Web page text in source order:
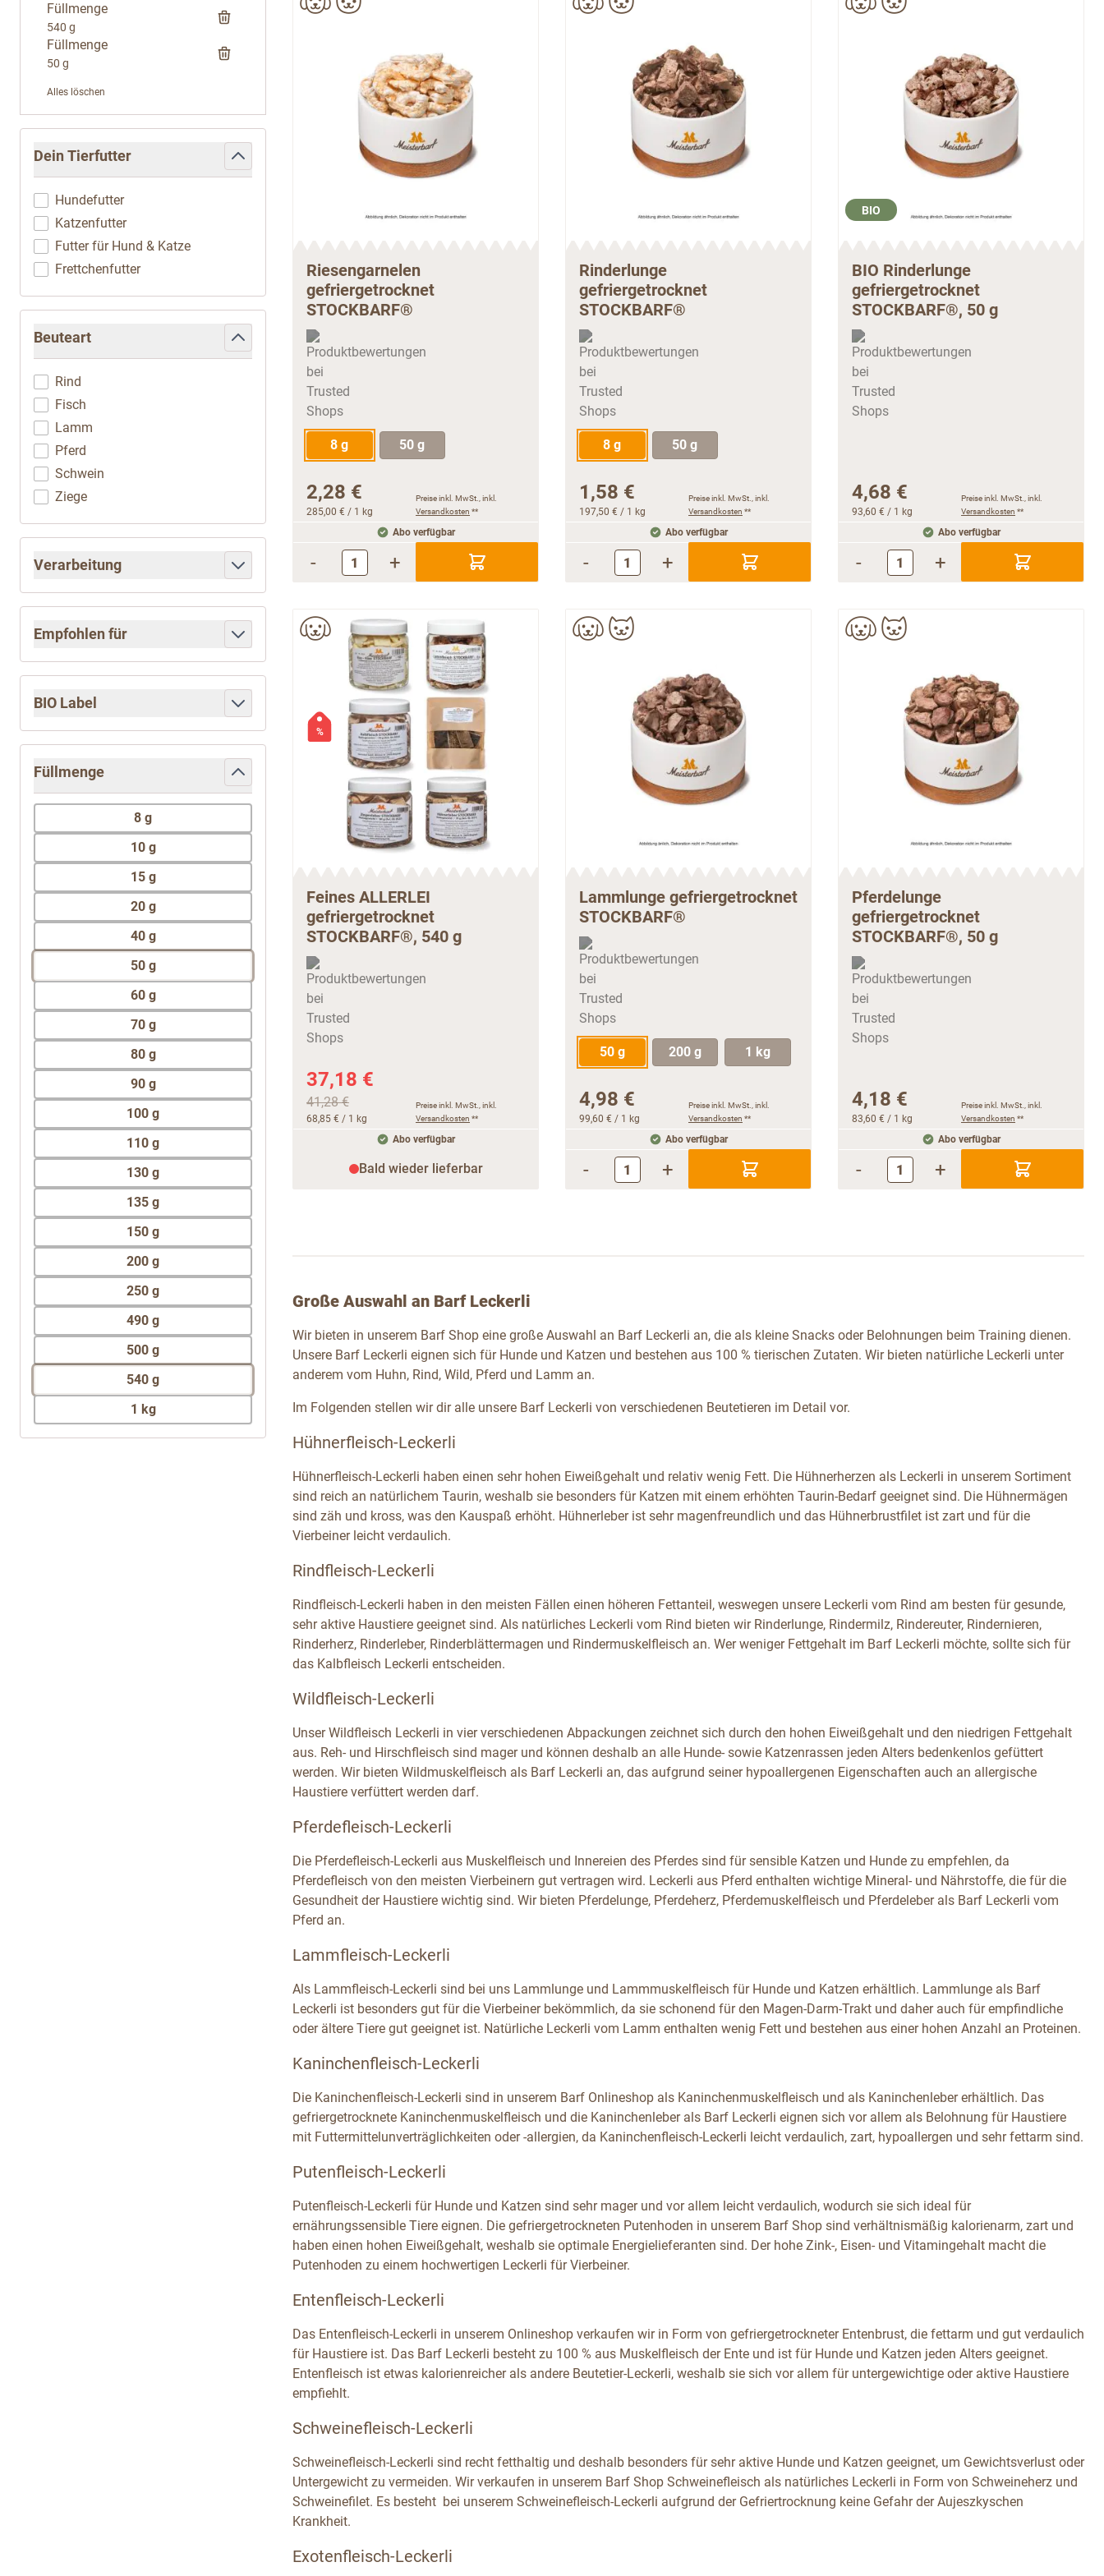
Füllmenge
540 g
Füllmenge
50 g
Alles löschen
Dein Tierfutter
filter
Hundefutter
Katzenfutter
Futter für Hund & Katze
Frettchenfutter
Beuteart
filter
Rind
Fisch
Lamm
Pferd
Schwein
Ziege
Verarbeitung
Empfohlen für
BIO Label
Füllmenge
filter
8 g
10 g
15 g
20 g
40 g
50 g
60 g
70 g
80 g
90 g
100 g
110 g
130 g
135 g
150 g
200 g
250 g
490 g
500 g
540 g
1 kg
Riesengarnelen
gefriergetrocknet
STOCKBARF®
8 g 50 g
2,28 €
285,00 € / 1 kg
Preise inkl. MwSt., inkl.
Versandkosten **
Abo verfügbar
- +
Rinderlunge
gefriergetrocknet
STOCKBARF®
8 g 50 g
1,58 €
197,50 € / 1 kg
Preise inkl. MwSt., inkl.
Versandkosten **
Abo verfügbar
- +
BIO
BIO Rinderlunge
gefriergetrocknet
STOCKBARF®, 50 g
4,68 €
93,60 € / 1 kg
Preise inkl. MwSt., inkl.
Versandkosten **
Abo verfügbar
- +
%
Feines ALLERLEI
gefriergetrocknet
STOCKBARF®, 540 g
37,18 €
41,28 €
68,85 € / 1 kg
Preise inkl. MwSt., inkl.
Versandkosten **
Abo verfügbar
Bald wieder lieferbar
Lammlunge gefriergetrocknet
STOCKBARF®
50 g 200 g 1 kg
4,98 €
99,60 € / 1 kg
Preise inkl. MwSt., inkl.
Versandkosten **
Abo verfügbar
- +
Pferdelunge
gefriergetrocknet
STOCKBARF®, 50 g
4,18 €
83,60 € / 1 kg
Preise inkl. MwSt., inkl.
Versandkosten **
Abo verfügbar
- +
Große Auswahl an Barf Leckerli
Wir bieten in unserem Barf Shop eine große Auswahl an Barf Leckerli an, die als kleine Snacks oder Belohnungen beim Training dienen.
Unsere Barf Leckerli eignen sich für Hunde und Katzen und bestehen aus 100 % tierischen Zutaten. Wir bieten natürliche Leckerli unter
anderem vom Huhn, Rind, Wild, Pferd und Lamm an.
Im Folgenden stellen wir dir alle unsere Barf Leckerli von verschiedenen Beutetieren im Detail vor.
Hühnerfleisch-Leckerli
Hühnerfleisch-Leckerli haben einen sehr hohen Eiweißgehalt und relativ wenig Fett. Die Hühnerherzen als Leckerli in unserem Sortiment
sind reich an natürlichem Taurin, weshalb sie besonders für Katzen mit einem erhöhten Taurin-Bedarf geeignet sind. Die Hühnermägen
sind zäh und kross, was den Kauspaß erhöht. Hühnerleber ist sehr magenfreundlich und das Hühnerbrustfilet ist zart und für die
Vierbeiner leicht verdaulich.
Rindfleisch-Leckerli
Rindfleisch-Leckerli haben in den meisten Fällen einen höheren Fettanteil, weswegen unsere Leckerli vom Rind am besten für gesunde,
sehr aktive Haustiere geeignet sind. Als natürliches Leckerli vom Rind bieten wir Rinderlunge, Rindermilz, Rindereuter, Rindernieren,
Rinderherz, Rinderleber, Rinderblättermagen und Rindermuskelfleisch an. Wer weniger Fettgehalt im Barf Leckerli möchte, sollte sich für
das Kalbfleisch Leckerli entscheiden.
Wildfleisch-Leckerli
Unser Wildfleisch Leckerli in vier verschiedenen Abpackungen zeichnet sich durch den hohen Eiweißgehalt und den niedrigen Fettgehalt
aus. Reh- und Hirschfleisch sind mager und können deshalb an alle Hunde- sowie Katzenrassen jeden Alters bedenkenlos gefüttert
werden. Wir bieten Wildmuskelfleisch als Barf Leckerli an, das aufgrund seiner hypoallergenen Eigenschaften auch an allergische
Haustiere verfüttert werden darf.
Pferdefleisch-Leckerli
Die Pferdefleisch-Leckerli aus Muskelfleisch und Innereien des Pferdes sind für sensible Katzen und Hunde zu empfehlen, da
Pferdefleisch von den meisten Vierbeinern gut vertragen wird. Leckerli aus Pferd enthalten wichtige Mineral- und Nährstoffe, die für die
Gesundheit der Haustiere wichtig sind. Wir bieten Pferdelunge, Pferdeherz, Pferdemuskelfleisch und Pferdeleber als Barf Leckerli vom
Pferd an.
Lammfleisch-Leckerli
Als Lammfleisch-Leckerli sind bei uns Lammlunge und Lammmuskelfleisch für Hunde und Katzen erhältlich. Lammlunge als Barf
Leckerli ist besonders gut für die Vierbeiner bekömmlich, da sie schonend für den Magen-Darm-Trakt und daher auch für empfindliche
oder ältere Tiere gut geeignet ist. Natürliche Leckerli vom Lamm enthalten wenig Fett und bestehen aus einer hohen Anzahl an Proteinen.
Kaninchenfleisch-Leckerli
Die Kaninchenfleisch-Leckerli sind in unserem Barf Onlineshop als Kaninchenmuskelfleisch und als Kaninchenleber erhältlich. Das
gefriergetrocknete Kaninchenmuskelfleisch und die Kaninchenleber als Barf Leckerli eignen sich vor allem als Belohnung für Haustiere
mit Futtermittelunverträglichkeiten oder -allergien, da Kaninchenfleisch-Leckerli leicht verdaulich, zart, hypoallergen und sehr fettarm sind.
Putenfleisch-Leckerli
Putenfleisch-Leckerli für Hunde und Katzen sind sehr mager und vor allem leicht verdaulich, wodurch sie sich ideal für
ernährungssensible Tiere eignen. Die gefriergetrockneten Putenhoden in unserem Barf Shop sind verhältnismäßig kalorienarm, zart und
haben einen hohen Eiweißgehalt, weshalb sie optimale Energielieferanten sind. Der hohe Zink-, Eisen- und Vitamingehalt macht die
Putenhoden zu einem hochwertigen Leckerli für Vierbeiner.
Entenfleisch-Leckerli
Das Entenfleisch-Leckerli in unserem Onlineshop verkaufen wir in Form von gefriergetrockneter Entenbrust, die fettarm und gut verdaulich
für Haustiere ist. Das Barf Leckerli besteht zu 100 % aus Muskelfleisch der Ente und ist für Hunde und Katzen jeden Alters geeignet.
Entenfleisch ist etwas kalorienreicher als andere Beutetier-Leckerli, weshalb sie sich vor allem für untergewichtige oder aktive Haustiere
empfiehlt.
Schweinefleisch-Leckerli
Schweinefleisch-Leckerli sind recht fetthaltig und deshalb besonders für sehr aktive Hunde und Katzen geeignet, um Gewichtsverlust oder
Untergewicht zu vermeiden. Wir verkaufen in unserem Barf Shop Schweinefleisch als natürliches Leckerli in Form von Schweineherz und
Schweinefilet. Es besteht bei unserem Schweinefleisch-Leckerli aufgrund der Gefriertrocknung keine Gefahr der Aujeszkyschen
Krankheit.
Exotenfleisch-Leckerli